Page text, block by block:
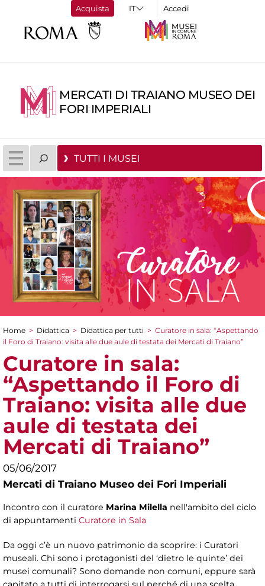
Acquista Accedi
MERCATI DI TRAIANO MUSEO DEI
FORI IMPERIALI
TUTTI I MUSEI
Tu sei qui
Home > Didattica > Didattica per tutti > Curatore in sala: “Aspettando
il Foro di Traiano: visita alle due aule di testata dei Mercati di Traiano”
Curatore in sala:
“Aspettando il Foro di
Traiano: visita alle due
aule di testata dei
Mercati di Traiano”
05/06/2017
Mercati di Traiano Museo dei Fori Imperiali
Incontro con il curatore Marina Milella nell'ambito del ciclo
di appuntamenti Curatore in Sala
Da oggi c’è un nuovo patrimonio da scoprire: i Curatori
museali. Chi sono i protagonisti del ‘dietro le quinte’ dei
musei comunali? Sono domande non comuni, eppure sarà